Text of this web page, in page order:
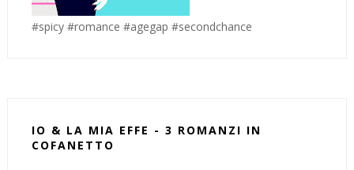
#spicy #romance #agegap #secondchance
IO & LA MIA EFFE - 3 ROMANZI IN
COFANETTO